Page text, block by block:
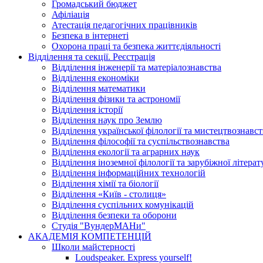
Громадський бюджет
Афіліація
Атестація педагогічних працівників
Безпека в інтернеті
Охорона праці та безпека життєдіяльності
Відділення та секції. Реєстрація
Відділення інженерії та матеріалознавства
Відділення економіки
Відділення математики
Відділення фізики та астрономії
Відділення історії
Відділення наук про Землю
Відділення української філології та
Відділення філософії та суспільствознавства
Відділення екології та аграрних наук
Відділення іноземної філології та зарубіжної
Відділення інформаційних технологій
Відділення хімії та біології
Відділення «Київ - столиця»
Відділення суспільних комунікацій
Відділення безпеки та оборони
Студія "ВундерМАНи"
АКАДЕМІЯ КОМПЕТЕНЦІЙ
Школи майстерності
Loudspeaker. Express yourself!